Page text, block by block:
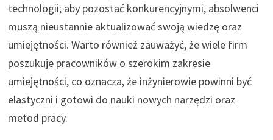
technologii; aby pozostać konkurencyjnymi, absolwenci
muszą nieustannie aktualizować swoją wiedzę oraz
umiejętności. Warto również zauważyć, że wiele firm
poszukuje pracowników o szerokim zakresie
umiejętności, co oznacza, że inżynierowie powinni być
elastyczni i gotowi do nauki nowych narzędzi oraz
metod pracy.